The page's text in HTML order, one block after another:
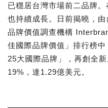
已穩居台灣市場前二品牌
也持續成長。日前揭曉，
品牌價值調查機構
佳國際品牌價值」排行榜
25大國際品牌」，再創全
19%，達1.29億美元。